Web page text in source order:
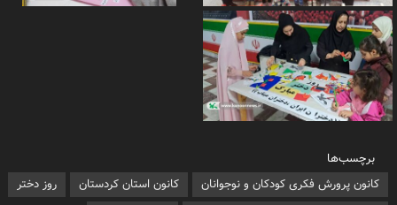
برچسب‌ها
کانون پرورش فکری کودکان و نوجوانان
کانون استان کردستان
روز دختر